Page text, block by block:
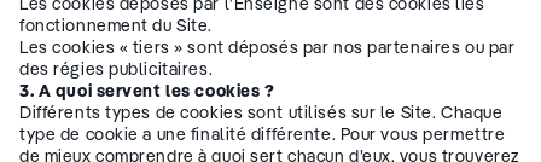
fonctionnement du Site.
Les cookies « tiers » sont déposés par nos partenaires ou par
des régies publicitaires.
3. A quoi servent les cookies ?
Différents types de cookies sont utilisés sur le Site. Chaque
type de cookie a une finalité différente. Pour vous permettre
de mieux comprendre à quoi sert chacun d’eux, vous trouverez